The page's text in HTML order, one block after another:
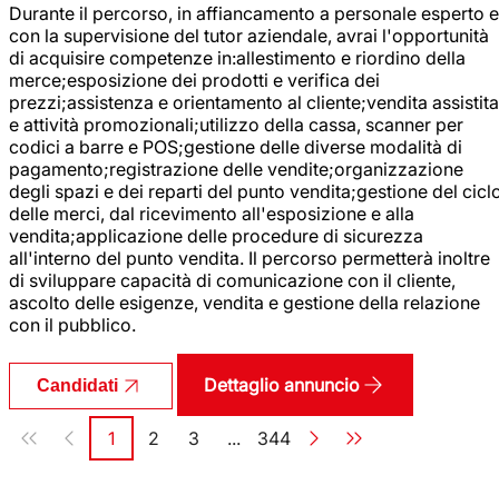
Durante il percorso, in affiancamento a personale esperto e
con la supervisione del tutor aziendale, avrai l'opportunità
di acquisire competenze in:allestimento e riordino della
merce;esposizione dei prodotti e verifica dei
prezzi;assistenza e orientamento al cliente;vendita assistita
e attività promozionali;utilizzo della cassa, scanner per
codici a barre e POS;gestione delle diverse modalità di
pagamento;registrazione delle vendite;organizzazione
degli spazi e dei reparti del punto vendita;gestione del
delle merci, dal ricevimento all'esposizione e alla
vendita;applicazione delle procedure di sicurezza
all'interno del punto vendita. Il percorso permetterà inoltre
di sviluppare capacità di comunicazione con il cliente,
ascolto delle esigenze, vendita e gestione della relazione
con il pubblico.
Candidati Dettaglio annuncio
Paginazione
Pagina
1 Pagina
2 Pagina
3 ... Pagina
344